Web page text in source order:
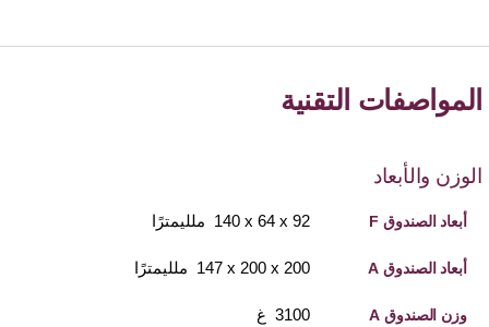
المواصفات التقنية
الوزن والأبعاد
أبعاد الصندوق F 92 x‏ 64 x‏ 140 ملليمترًا
أبعاد الصندوق A 200 x‏ 200 x‏ 147 ملليمترًا
وزن الصندوق A 3100 غ